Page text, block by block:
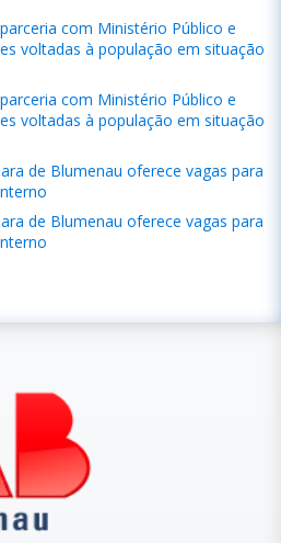
com Ministério Público e
voltadas à população em situação
com Ministério Público e
voltadas à população em situação
de Blumenau oferece vagas para
de Blumenau oferece vagas para